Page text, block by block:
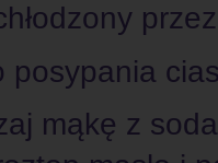
posypania
mąkę z